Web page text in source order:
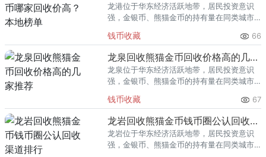
龙港位于华东经济活跃地带，居民投资意识
强，金银币、熊猫金币的持有量在同类城市
熊猫金币的需求就明显升温，但鱼龙混杂的
回收渠道里，能精准识别版别溢
钱币收藏 66
龙泉回收熊猫金币回收价格高的几家推荐
龙泉位于华东经济活跃地带，居民投资意识
强，金银币、熊猫金币的持有量在同类城市
熊猫金币的需求就明显升温，但鱼龙混杂的
回收渠道里，能精准识别版别溢
钱币收藏 67
龙岩回收熊猫金币钱币圈公认回收渠道排行
龙岩位于华东经济活跃地带，居民投资意识
强，金银币、熊猫金币的持有量在同类城市